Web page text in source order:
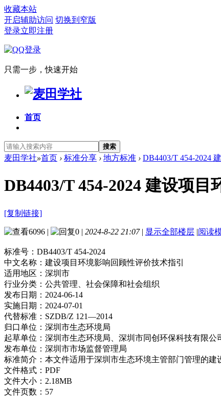
收藏本站
开启辅助访问 切换到窄版
登录立即注册
只需一步，快速开始
首页
搜索
麦田学社»首页 › 标准分享 › 地方标准 › DB4403/T 454-2024
DB4403/T 454-2024 建设项目
[复制链接]
6096 | 0 | 2024-8-22 21:07 | 显示全部楼层 |阅读
标准号： DB4403/T 454-2024
中文名称： 建设项目环境影响回顾性评价技术指引
适用地区： 深圳市
行业分类： 公共管理、社会保障和社会组织
发布日期： 2024-06-14
实施日期： 2024-07-01
代替标准： SZDB/Z 121—2014
归口单位： 深圳市生态环境局
起草单位： 深圳市生态环境局、深圳市同创环保科技有限公
发布单位： 深圳市市场监督管理局
标准简介： 本文件适用于深圳市生态环境主管部门管理的建
文件格式： PDF
文件大小： 2.18MB
文件页数： 57